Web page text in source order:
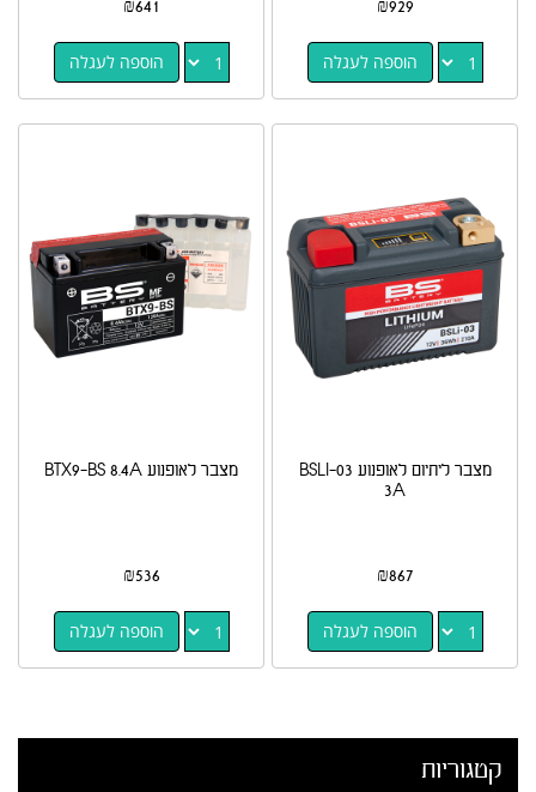
₪929
הוספה לעגלה
₪641
הוספה לעגלה
מצבר ליתיום לאופנוע BSLI-03
3A
₪867
הוספה לעגלה
מצבר לאופנוע BTX9-BS 8.4A
₪536
הוספה לעגלה
קטגוריות